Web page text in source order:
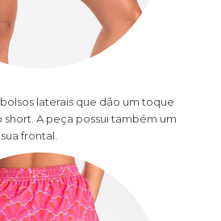
laterais que dão um toque
A peça possui também um
frontal.